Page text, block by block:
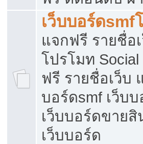
เว็บบอร์ดsmf
แจกฟรี รายชื่อ
โปรโมท
ฟรี รายชื่อเว็บ
บอร์ดsmf เว็บ
เว็บบอร์ดขาย
เว็บบอร์ด